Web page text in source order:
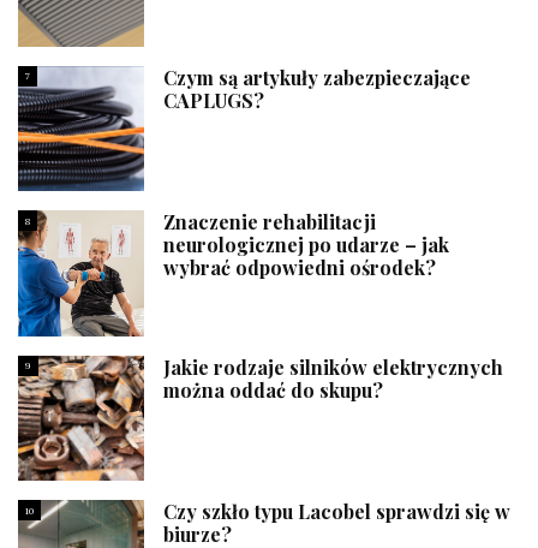
7
Czym są artykuły zabezpieczające
CAPLUGS?
8
Znaczenie rehabilitacji
neurologicznej po udarze – jak
wybrać odpowiedni ośrodek?
9
Jakie rodzaje silników elektrycznych
można oddać do skupu?
10
Czy szkło typu Lacobel sprawdzi się w
biurze?